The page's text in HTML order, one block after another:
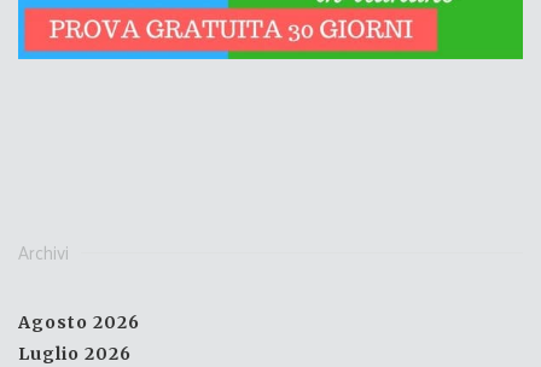
Archivi
Agosto 2026
Luglio 2026